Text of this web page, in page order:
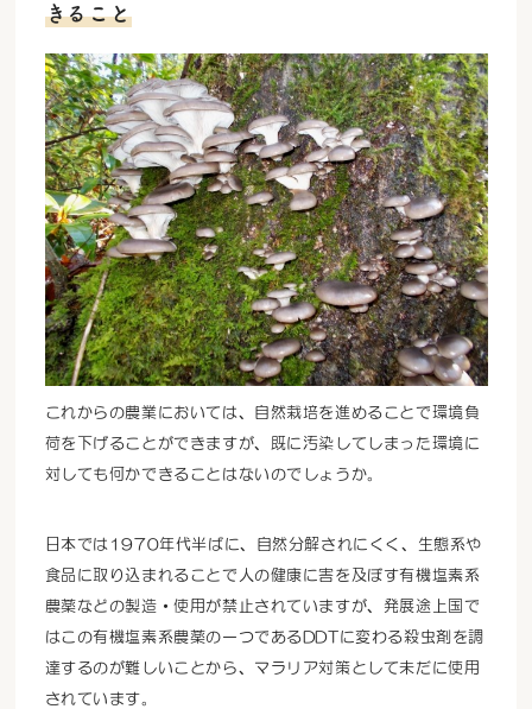
きること
これからの農業においては、自然栽培を進めることで環境負
荷を下げることができますが、既に汚染してしまった環境に
対しても何かできることはないのでしょうか。
日本では1970年代半ばに、自然分解されにくく、生態系や
食品に取り込まれることで人の健康に害を及ぼす有機塩素系
農薬などの製造・使用が禁止されていますが、発展途上国で
はこの有機塩素系農薬の一つであるDDTに変わる殺虫剤を調
達するのが難しいことから、マラリア対策として未だに使用
されています。